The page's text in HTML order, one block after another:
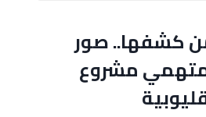
من كشفها.. صور
مشروع